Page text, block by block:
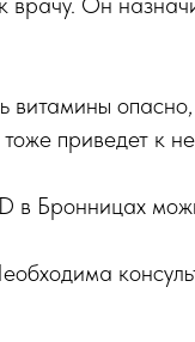
витамины
приведет к
в Бронницах